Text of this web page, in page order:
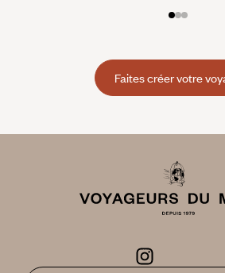
Faites créer votre